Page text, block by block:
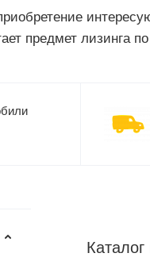
предмет лизинга